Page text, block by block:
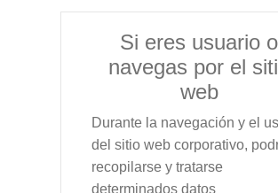
Si eres usuario o
navegas por el
web
Durante la navegación y el
del sitio web corporativo,
recopilarse y tratarse
determinados datos